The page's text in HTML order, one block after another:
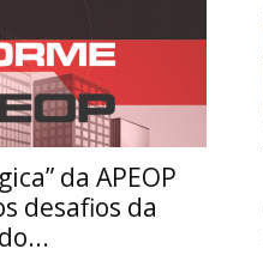
da APEOP
desafios da